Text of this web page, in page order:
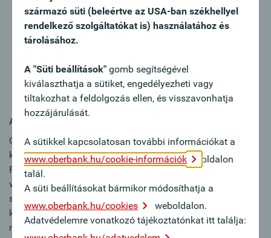
Sie sind ein kommunikationsstarker Verkaufsprofi mit
Überzeugungskraft
Engagement, Zielorientierung, Teamgeist und
Durch Ihre regionale Verbundenheit verfügen Sie über
ein eigenes Netzwerk zum Aufbau von
Kundenbeziehungen und kennen Ihr Einzugsgebiet
Ajánlatunk:
Oberbank ist anders, weil wir als unabhängige,
kundennahe, erfolgreiche Regionalbank im gehobenen
Firmenkundensegment kontinuierlich wachsen. Damit
wachsen auch die Chancen für unsere Mitarbeiter:innen,
sich beruflich und persönlich weiterzuentwickeln. Hier
können Sie unsere Erfolgsgeschichte mit Ihren Ideen selbst
mitgestalten. Die Oberbank bietet Ihnen nicht nur eine über
származó süti (beleértve az USA-ban székhellyel
rendelkező szolgáltatókat is) használatához és
tárolásához.
A "Süti beállítások" gomb segítségével
kiválaszthatja a sütiket, engedélyezheti vagy
tiltakozhat a feldolgozás ellen, és visszavonhatja
hozzájárulását.
A sütikkel kapcsolatosan további információkat a
www.oberbank.hu/cookie-információk
oldalon
talál.
A süti beállításokat bármikor módosíthatja a
www.oberbank.hu/cookies
weboldalon.
Adatvédelemre vonatkozó tájékoztatónkat itt találja: